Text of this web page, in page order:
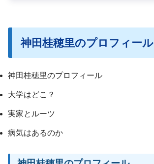
神田桂穂里のプロフィール
神田桂穂里のプロフィール
大学はどこ？
実家とルーツ
病気はあるのか